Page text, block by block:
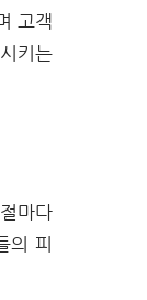
고객
키는
마다
의 피